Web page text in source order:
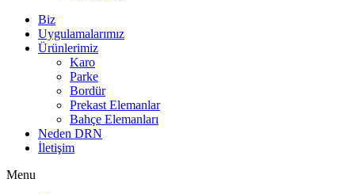
Biz
Uygulamalarımız
Ürünlerimiz
Karo
Parke
Bordür
Prekast Elemanlar
Bahçe Elemanları
Neden DRN
İletişim
Menu